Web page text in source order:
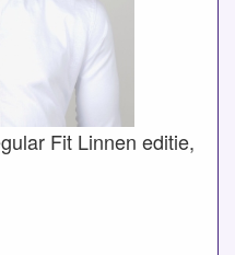
Fit Linnen editie,